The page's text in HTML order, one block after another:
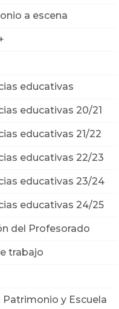
a escena
educativas
educativas 20/21
educativas 21/22
educativas 22/23
educativas 23/24
educativas 24/25
del Profesorado
trabajo
Patrimonio y Escuela